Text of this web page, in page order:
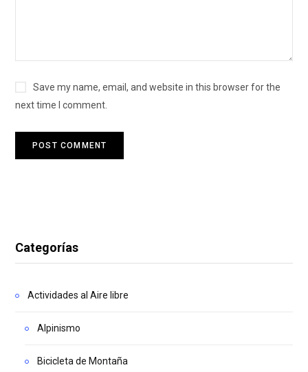
Save my name, email, and website in this browser for the
next time I comment.
Categorías
Actividades al Aire libre
Alpinismo
Bicicleta de Montaña